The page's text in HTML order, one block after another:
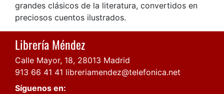
grandes clásicos de la literatura, convertidos en
preciosos cuentos ilustrados.
Librería Méndez
Calle Mayor, 18, 28013 Madrid
913 66 41 41 libreriamendez@telefonica.net
Síguenos en: